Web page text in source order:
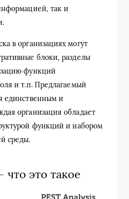
так и
в организациях могут
блоки, разделы
функций
и т.п. Предлагаемый
единственным и
организация обладает
функций и набором
среды.
что это такое